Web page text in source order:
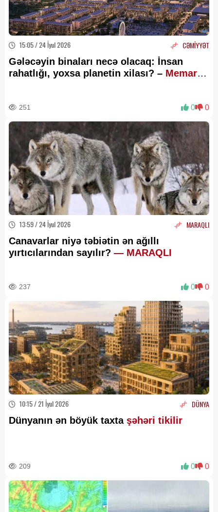
15:05 / 24 İyul 2026 CƏMİYYƏT
Gələcəyin binaları necə olacaq: İnsan
rahatlığı, yoxsa planetin xilası? – Memar
251 0 0
13:59 / 24 İyul 2026 MARAQLI
Canavarlar niyə təbiətin ən ağıllı
yırtıcılarından sayılır? — MARAQLI
237 0 0
10:15 / 21 İyul 2026 DÜNYA
Dünyanın ən böyük taxta şəhəri tikilir
209 0 0